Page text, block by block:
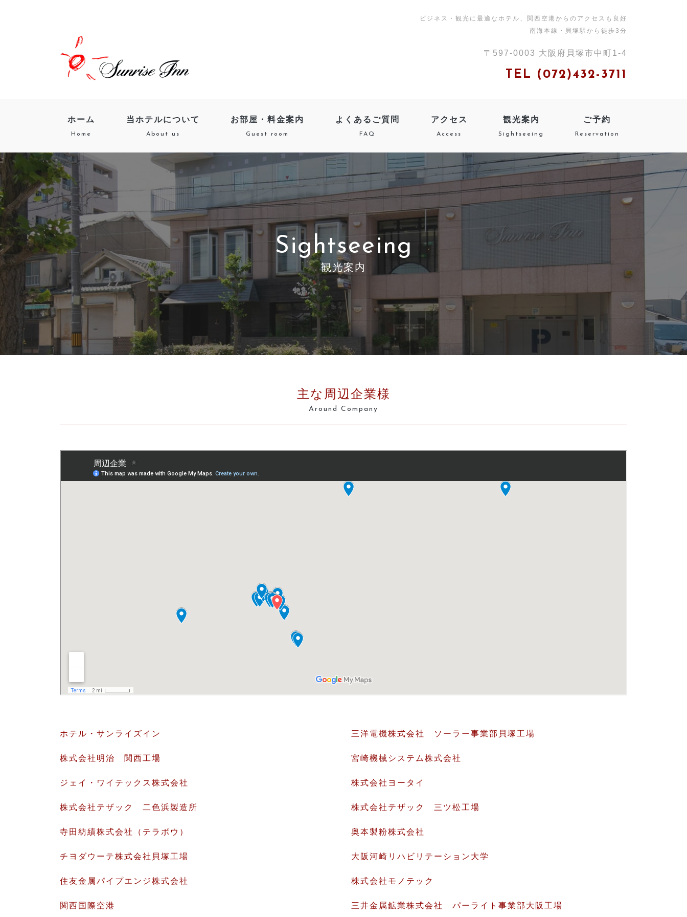
ビジネス・観光に最適なホテル、関西空港からのアクセスも良好
南海本線・貝塚駅から徒歩3分
〒597-0003 大阪府貝塚市中町1-4
TEL (072)432-3711
ホーム
Home
当ホテルについて
About us
お部屋・料金案内
Guest room
よくあるご質問
FAQ
アクセス
Access
観光案内
Sightseeing
ご予約
Reservation
Sightseeing
観光案内
主な周辺企業様
Around Company
ホテル・サンライズイン 三洋電機株式会社 ソーラー事業部貝塚工場
株式会社明治 関西工場 宮崎機械システム株式会社
ジェイ・ワイテックス株式会社 株式会社ヨータイ
株式会社テザック 二色浜製造所 株式会社テザック 三ツ松工場
寺田紡績株式会社（テラボウ） 奥本製粉株式会社
チヨダウーテ株式会社貝塚工場 大阪河崎リハビリテーション大学
住友金属パイプエンジ株式会社 株式会社モノテック
関西国際空港 三井金属鉱業株式会社 パーライト事業部大阪工場